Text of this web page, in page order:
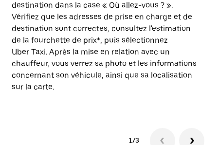
destination dans la case « Où allez-vous ? ».
Vérifiez que les adresses de prise en charge et de
destination sont correctes, consultez l'estimation
de la fourchette de prix*, puis sélectionnez
Uber Taxi. Après la mise en relation avec un
chauffeur, vous verrez sa photo et les informations
concernant son véhicule, ainsi que sa localisation
sur la carte.
1/3